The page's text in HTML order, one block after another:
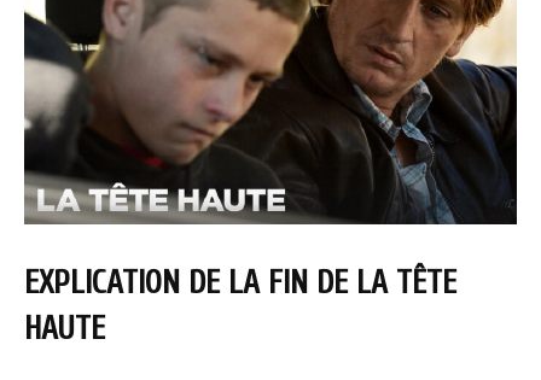
EXPLICATION DE LA FIN DE LA TÊTE
HAUTE